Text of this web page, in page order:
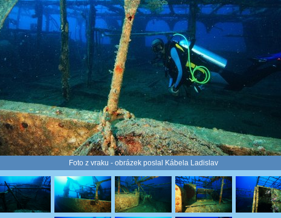
Foto z vraku - obrázek poslal Kábela Ladislav